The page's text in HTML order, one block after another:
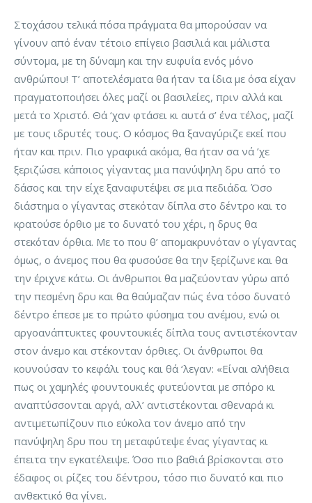
Στοχάσου τελικά πόσα πράγματα θα μπορούσαν να
γίνουν από έναν τέτοιο επίγειο βασιλιά και μάλιστα
σύντομα, με τη δύναμη και την ευφυΐα ενός μόνο
ανθρώπου! Τ’ αποτελέσματα θα ήταν τα ίδια με όσα είχαν
πραγματοποιήσει όλες μαζί οι βασιλείες, πριν αλλά και
μετά το Χριστό. Θά ‘χαν φτάσει κι αυτά σ’ ένα τέλος, μαζί
με τους ιδρυτές τους. Ο κόσμος θα ξαναγύριζε εκεί που
ήταν και πριν. Πιο γραφικά ακόμα, θα ήταν σα νά ’χε
ξεριζώσει κάποιος γίγαντας μια πανύψηλη δρυ από το
δάσος και την είχε ξαναφυτέψει σε μια πεδιάδα. Όσο
διάστημα ο γίγαντας στεκόταν δίπλα στο δέντρο και το
κρατούσε όρθιο με το δυνατό του χέρι, η δρυς θα
στεκόταν όρθια. Με το που θ’ απομακρυνόταν ο γίγαντας
όμως, ο άνεμος που θα φυσούσε θα την ξερίζωνε και θα
την έριχνε κάτω. Οι άνθρωποι θα μαζεύονταν γύρω από
την πεσμένη δρυ και θα θαύμαζαν πώς ένα τόσο δυνατό
δέντρο έπεσε με το πρώτο φύσημα του ανέμου, ενώ οι
αργοανάπτυκτες φουντουκιές δίπλα τους αντιστέκονταν
στον άνεμο και στέκονταν όρθιες. Οι άνθρωποι θα
κουνούσαν το κεφάλι τους και θά ‘λεγαν: «Είναι αλήθεια
πως οι χαμηλές φουντουκιές φυτεύονται με σπόρο κι
αναπτύσσονται αργά, αλλ’ αντιστέκονται σθεναρά κι
αντιμετωπίζουν πιο εύκολα τον άνεμο από την
πανύψηλη δρυ που τη μεταφύτεψε ένας γίγαντας κι
έπειτα την εγκατέλειψε. Όσο πιο βαθιά βρίσκονται στο
έδαφος οι ρίζες του δέντρου, τόσο πιο δυνατό και πιο
ανθεκτικό θα γίνει.